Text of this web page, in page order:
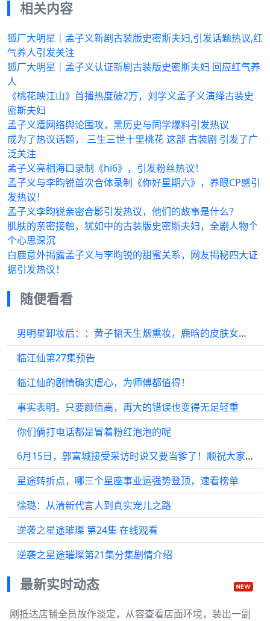
相关内容
狐厂大明星｜孟子义新剧古装版史密斯夫妇,引发话题热议,红
气养人引发关注
狐厂大明星｜孟子义认证新剧古装版史密斯夫妇 回应红气养
人
《桃花映江山》首播热度破2万，刘学义孟子义演绎古装史
密斯夫妇
孟子义遭网络舆论围攻，黑历史与同学爆料引发热议
成为了热议话题， 三生三世十里桃花 这部 古装剧 引发了广
泛关注
孟子义亮相海口录制《hi6》，引发粉丝热议！
孟子义与李昀锐首次合体录制《你好星期六》，养眼CP感引
发热议！
孟子义李昀锐亲密合影引发热议，他们的故事是什么？
肌肤的亲密接触，犹如中的古装版史密斯夫妇，全剧人物个
个心思深沉
白鹿意外揭露孟子义与李昀锐的甜蜜关系，网友揭秘四大证
据引发热议！
随便看看
男明星卸妆后：：黄子韬天生烟熏妆，鹿晗的皮肤女生都自愧不如
临江仙第27集预告
临江仙的剧情确实虐心，为师傅都值得！
事实表明，只要颜值高，再大的错误也变得无足轻重
你们俩打电话都是冒着粉红泡泡的呢
6月15日，郭富城接受采访时说又要当爹了！顺祝大家父亲节快乐！
星途转折点，哪三个星座事业运强势登顶，速看榜单
徐璐：从清新代言人到真实宠儿之路
逆袭之星途璀璨 第24集 在线观看
逆袭之星途璀璨第21集分集剧情介绍
最新实时动态
刚抵达店铺全员故作淡定，从容查看店面环境，装出一副